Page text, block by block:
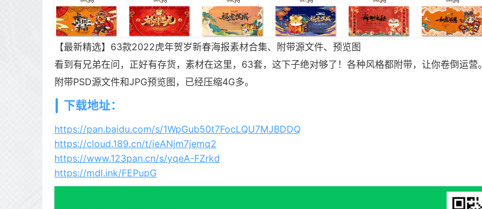
【最新精选】63款2022虎年贺岁新春海报素材合集、附带源文件、预览图
看到有兄弟在问，正好有存货，素材在这里，63套，这下子绝对够了！各种风格都附带，让你卷倒运营。
附带PSD源文件和JPG预览图，已经压缩4G多。
下载地址：
https://pan.baidu.com/s/1WpGub50t7FocLQU7MJBDDQ
https://cloud.189.cn/t/ieANjm7jemq2
https://www.123pan.cn/s/yqeA-FZrkd
https://mdl.ink/FEPupG